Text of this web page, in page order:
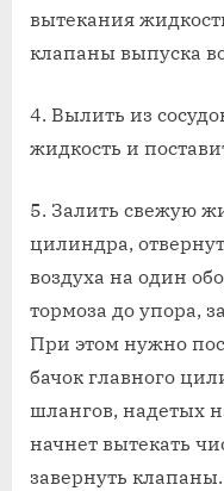
вытекания
клапаны выпуска
4. Вылить из
жидкость и
5. Залить свежую
цилиндра,
воздуха на один
тормоза до упора,
При этом нужно
бачок главного
шлангов, надетых
начнет вытекать
завернуть клапаны.